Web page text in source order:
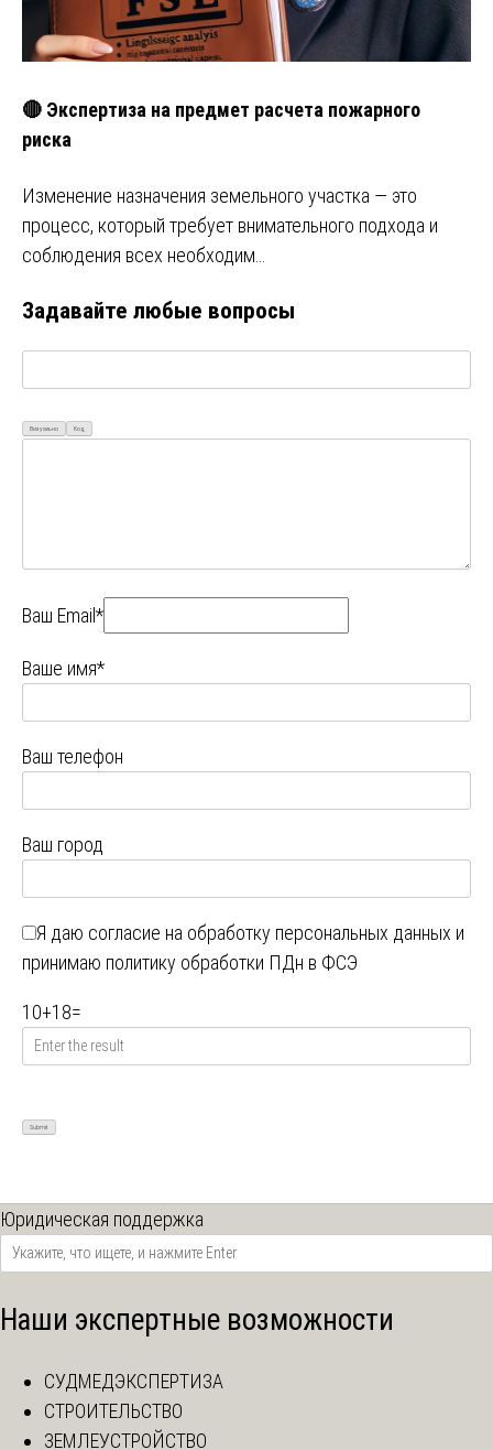
🔴 Экспертиза на предмет расчета пожарного
риска
Изменение назначения земельного участка — это
процесс, который требует внимательного подхода и
соблюдения всех необходим…
Задавайте любые вопросы
Визуально Код
Ваш Email*
Ваше имя*
Ваш телефон
Ваш город
Я даю согласие на обработку персональных данных и
принимаю политику обработки ПДн в ФСЭ
10+18=
Юридическая поддержка
Наши экспертные возможности
СУДМЕДЭКСПЕРТИЗА
СТРОИТЕЛЬСТВО
ЗЕМЛЕУСТРОЙСТВО